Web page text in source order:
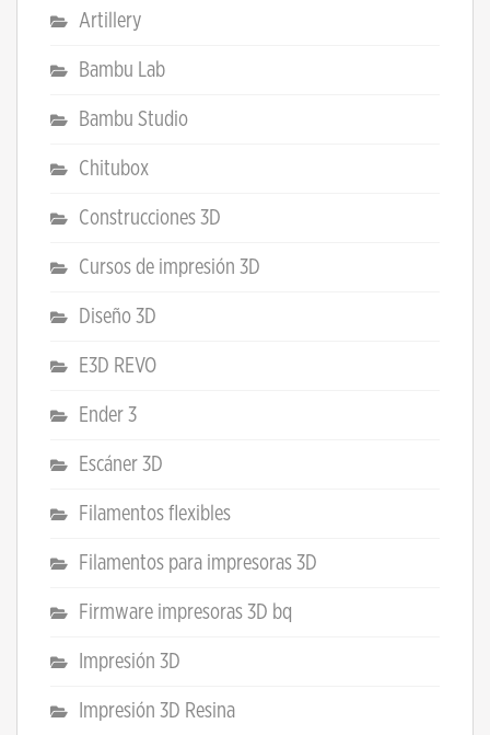
Artillery
Bambu Lab
Bambu Studio
Chitubox
Construcciones 3D
Cursos de impresión 3D
Diseño 3D
E3D REVO
Ender 3
Escáner 3D
Filamentos flexibles
Filamentos para impresoras 3D
Firmware impresoras 3D bq
Impresión 3D
Impresión 3D Resina